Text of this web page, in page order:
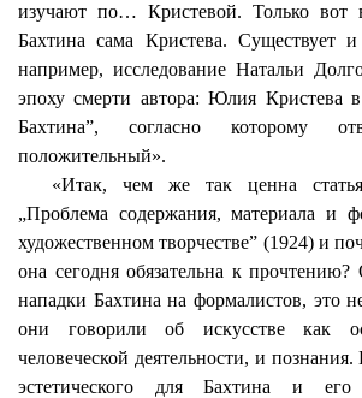
изучают по… Кристевой. Только вот
Бахтина сама Кристева. Существует и
например, исследование Натальи
эпоху смерти автора: Юлия Кристева
Бахтина”, согласно которому
положительный».
«Итак, чем же так ценна
„Проблема содержания, материала и
художественном творчестве” (1924) и
она сегодня обязательна к
нападки Бахтина на формалистов, это
они говорили об искусстве как
человеческой деятельности, и
эстетического для Бахтина и